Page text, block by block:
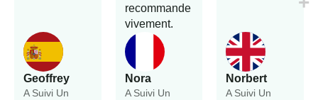
Geoffrey
A Suivi Un
Nora
A Suivi Un
recommande
vivement.
Norbert
A Suivi Un